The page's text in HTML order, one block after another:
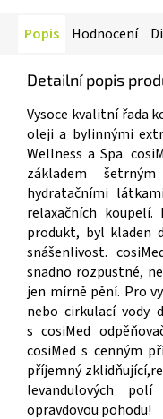
Popis Hodnocení
Detailní popis
Vysoce kvalitní řada
oleji a bylinnými
Wellness a Spa.
základem
hydratačními
relaxačních
produkt, byl kladen
snášenlivost.
snadno rozpustné,
jen mírně pění. Pro
nebo cirkulací vody
s cosiMed
cosiMed s cenným
příjemný
levandulových
opravdovou pohodu!